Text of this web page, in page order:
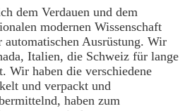
dem Verdauen und dem
modernen Wissenschaft
automatischen Ausrüstung. Wir
Italien, die Schweiz für lange
Wir haben die verschiedene
und verpackt und
haben zum